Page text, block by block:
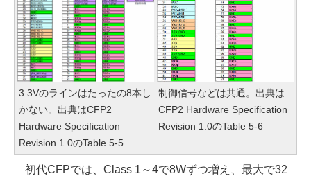
3.3Vのラインはたったの8本し
かない。出典はCFP2
Hardware Specification
Revision 1.0のTable 5-5
制御信号などは共通。出典は
CFP2 Hardware Specification
Revision 1.0のTable 5-6
初代CFPでは、Class 1～4で8Wずつ増え、最大で32